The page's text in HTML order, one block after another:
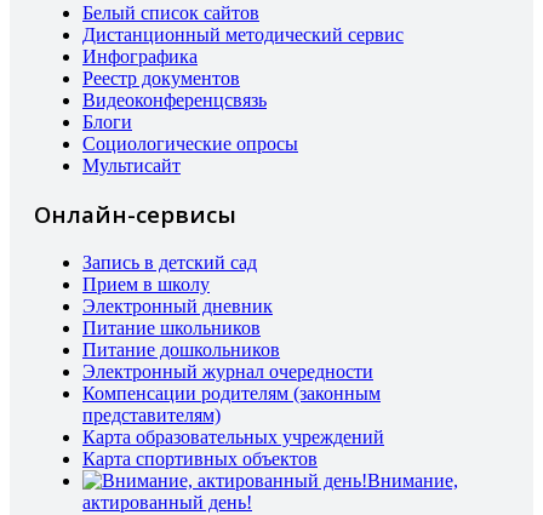
Белый список сайтов
Дистанционный методический сервис
Инфографика
Реестр документов
Видеоконференцсвязь
Блоги
Социологические опросы
Мультисайт
Онлайн-сервисы
Запись в детский сад
Прием в школу
Электронный дневник
Питание школьников
Питание дошкольников
Электронный журнал очередности
Компенсации родителям (законным
представителям)
Карта образовательных учреждений
Карта спортивных объектов
Внимание,
актированный день!